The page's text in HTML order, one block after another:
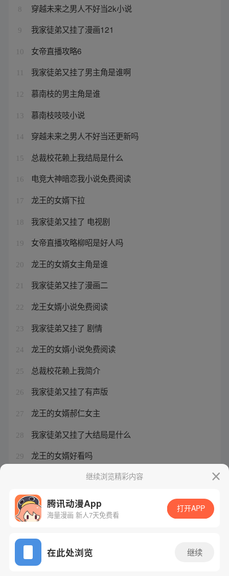
8 穿越未来之男人不好当2k小说
9 我家徒弟又挂了漫画121
10 女帝直播攻略6
我家徒弟又挂了男主角是谁啊
12 慕南枝的男主角是谁
13 慕南枝吱吱小说
14 穿越未来之男人不好当还更新吗
15 总裁校花赖上我结局是什么
16 电竞大神暗恋我小说免费阅读
17 龙王的女婿下拉
18 我家徒弟又挂了 电视剧
19 女帝直播攻略柳昭是好人吗
20 龙王的女婿女主角是谁
21 我家徒弟又挂了漫画二
22 龙王女婿小说免费阅读
23 我家徒弟又挂了 剧情
24 龙王的女婿小说免费阅读
25 总裁校花赖上我简介
26 我家徒弟又挂了有声版
27 龙王的女婿郝仁女主
28 我家徒弟又挂了大结局是什么
29 龙王的女婿好看吗
继续浏览精彩内容
腾讯动漫App
海量漫画 新人7天免费看
打开APP
在此处浏览 继续
网站备案/许可证号：粤B2-20090059-5
Copyright©1998 - 2026 Tencent. All Rights Reserved